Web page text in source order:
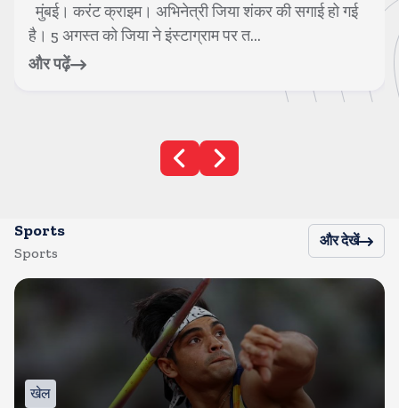
मुंबई। करंट क्राइम। अभिनेत्री जिया शंकर की सगाई हो गई
है। 5 अगस्त को जिया ने इंस्टाग्राम पर त...
और पढ़ें
Sports
Sports
और देखें
खेल